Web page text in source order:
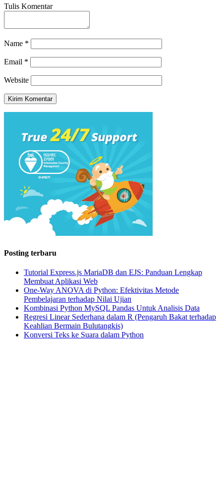
Tulis Komentar
Name *
Email *
Website
Posting terbaru
Tutorial Express.js MariaDB dan EJS: Panduan Lengkap
Membuat Aplikasi Web
One-Way ANOVA di Python: Efektivitas Metode
Pembelajaran terhadap Nilai Ujian
Kombinasi Python MySQL Pandas Untuk Analisis Data
Regresi Linear Sederhana dalam R (Pengaruh Bakat terhadap
Keahlian Bermain Bulutangkis)
Konversi Teks ke Suara dalam Python